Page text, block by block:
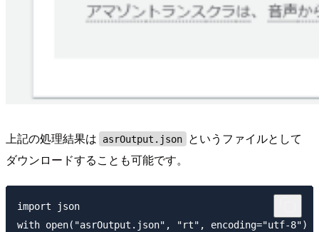
上記の処理結果は asrOutput.json
というファイルとして
ダウンロードすることも可能です。
import json
with open("asrOutput.json", "rt", encoding="utf-8")